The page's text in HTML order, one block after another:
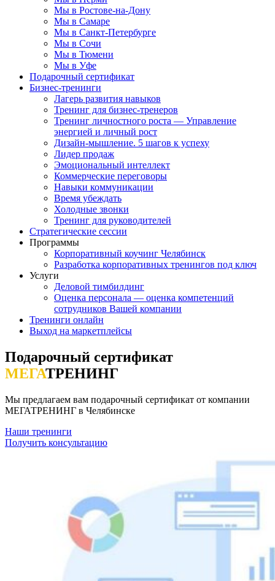
Мы в Ростове-на-Дону
Мы в Самаре
Мы в Санкт-Петербурге
Мы в Сочи
Мы в Тюмени
Мы в Уфе
Подарочный сертификат
Бизнес-тренинги
Лагерь развития навыков
Тренинг для бизнес-тренеров
Тренинг личностного роста — Управление
энергией и личный рост
Дизайн-мышление. 5 шагов к успеху
Лидер продаж
Эмоциональный интеллект
Коммерческие переговоры
Навыки коммуникации
Время убеждать
Холодные звонки
Тренинг для руководителей
Стратегические сессии
Программы
Корпоративный коучинг Челябинск
Разработка корпоративных тренингов под ключ
Услуги
Деловой тимбилдинг
Оценка персонала — оценка компетенций
сотрудников Вашей компании
Тренинги онлайн
Выход на маркетплейсы
Подарочный сертификат
МЕГАТРЕНИНГ
Мы предлагаем вам подарочный сертификат от компании
МЕГАТРЕНИНГ в Челябинске
Наши тренинги
Получить консультацию